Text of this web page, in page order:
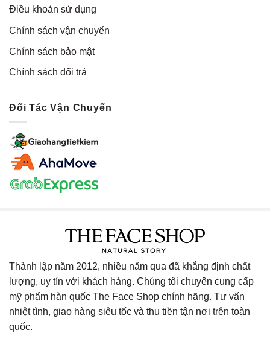
Điều khoản sử dụng
Chính sách vận chuyển
Chính sách bảo mật
Chính sách đổi trả
Đối Tác Vận Chuyển
Thành lập năm 2012, nhiều năm qua đã khẳng định chất
lượng, uy tín với khách hàng. Chúng tôi chuyên cung cấp
mỹ phẩm hàn quốc The Face Shop chính hãng. Tư vấn
nhiệt tình, giao hàng siêu tốc và thu tiền tận nơi trên toàn
quốc.